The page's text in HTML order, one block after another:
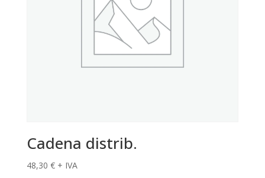
Cadena distrib.
48,30 € + IVA